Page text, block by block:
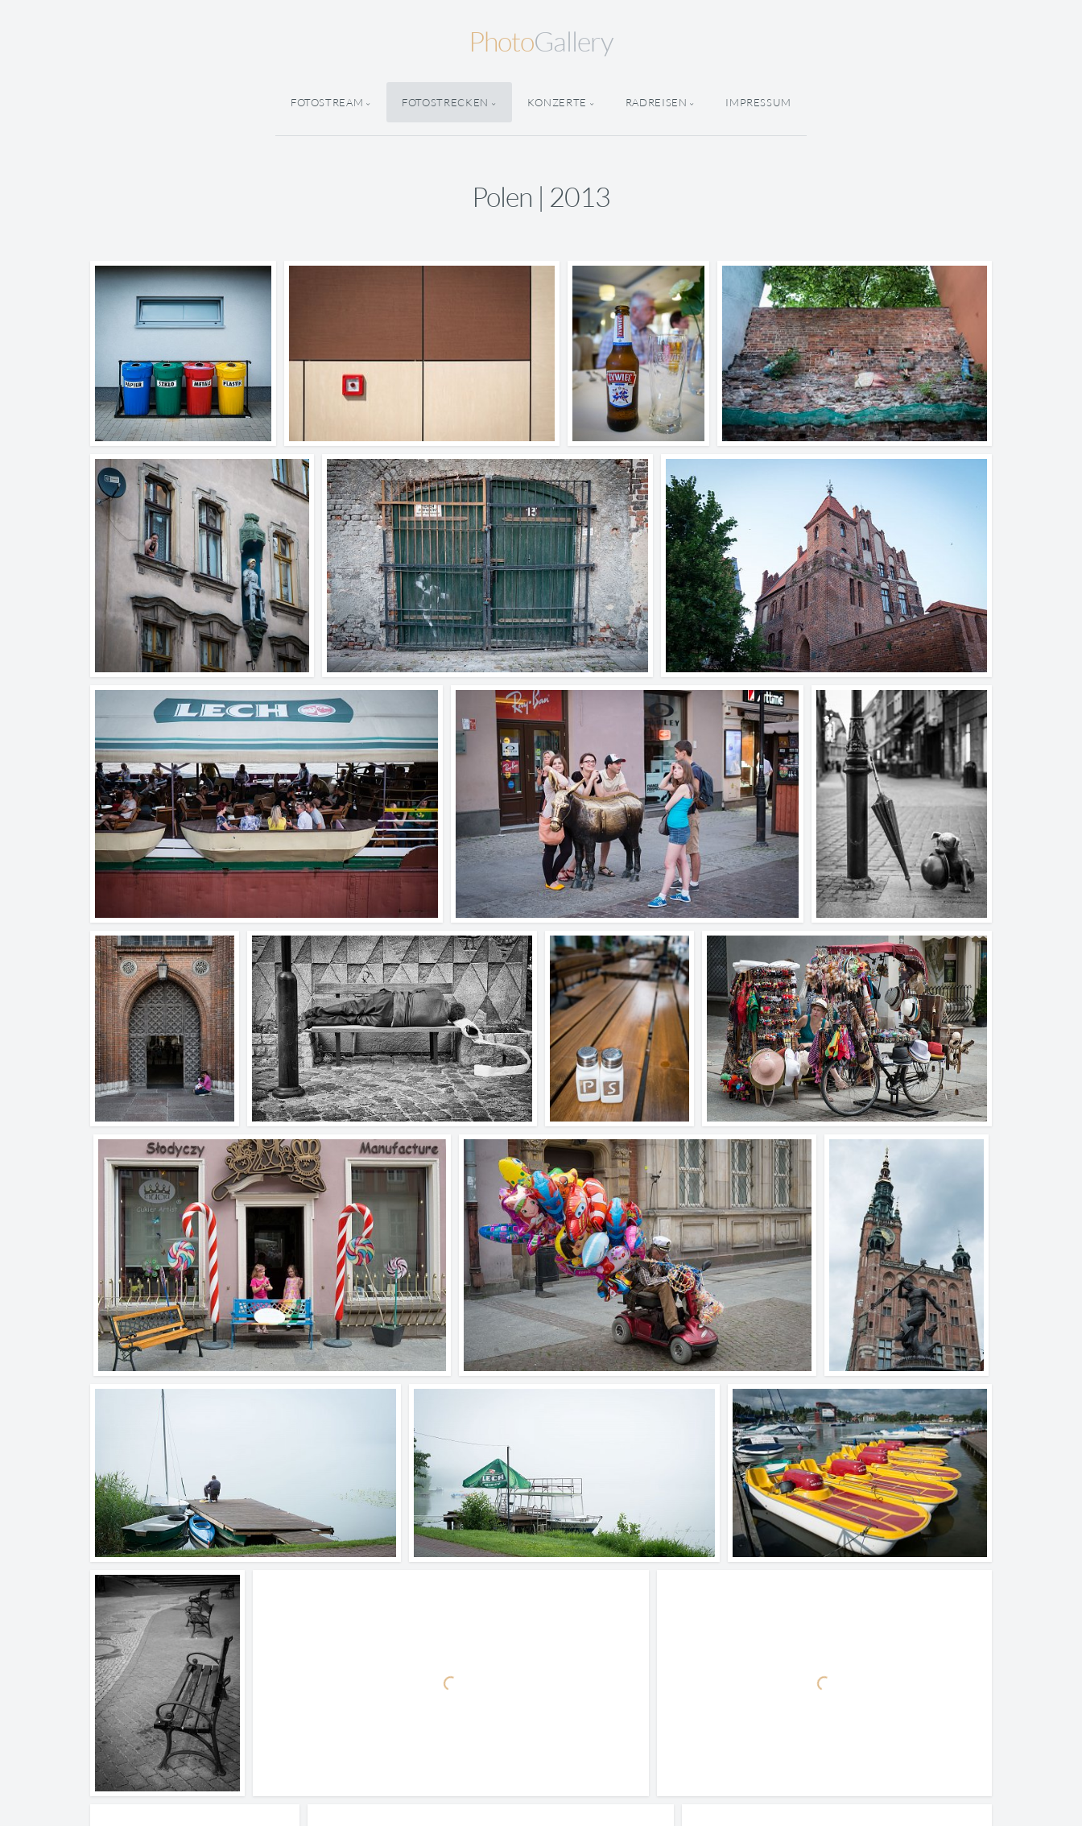
PhotoGallery
FOTOSTREAM FOTOSTRECKEN KONZERTE RADREISEN IMPRESSUM
Polen | 2013